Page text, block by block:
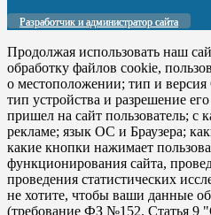
Разработчик и администратор сайта
Продолжая использовать наш
обработку файлов cookie,
о местоположении; тип и
тип устройства и разрешение
пришел на сайт пользователь; с
рекламе; язык ОС и Браузера;
какие кнопки нажимает
функционирования сайта,
проведения статистических
не хотите, чтобы ваши данные
(требование ФЗ №152. Статья 9